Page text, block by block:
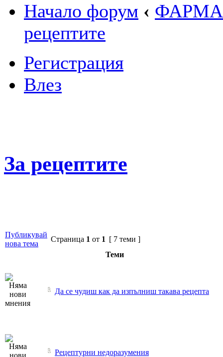
Начало форум ‹
рецептите
Регистрация
Влез
За рецептите
Публикувай
нова тема
Страница 1 от 1 [ 7 теми ]
Теми
Да се чудиш как да изпълниш такава рецепта
Рецептурни недоразумения